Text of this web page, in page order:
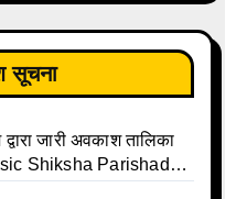
सूचना
जारी अवकाश तालिका
Shiksha Parishad